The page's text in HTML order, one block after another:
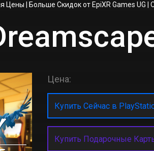
Цены Больше Скидок от EpiXR Games UG
Цена:
Купить Сейчас в
Купить Подарочные